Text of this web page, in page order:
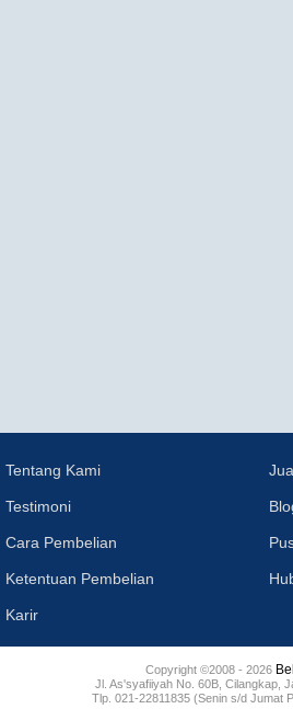
Tentang Kami
Testimoni
Cara Pembelian
Ketentuan Pembelian
Karir
Copyright ©2008 - 2026
Jl. As'syafiiyah No. 60B, Cilangkap,
Tlp. 021-22811835 (Senin s/d Jumat